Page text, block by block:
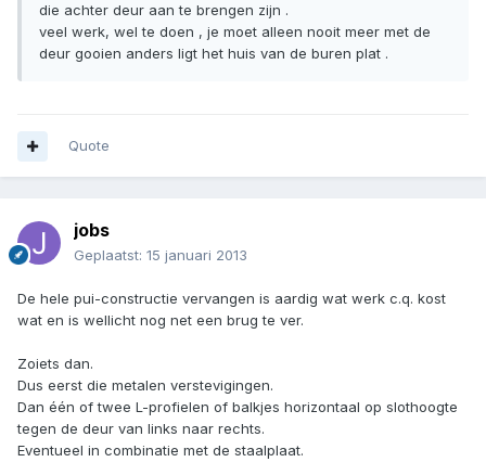
die achter deur aan te brengen zijn .
veel werk, wel te doen , je moet alleen nooit meer met de
deur gooien anders ligt het huis van de buren plat .
Quote
jobs
Geplaatst: 15 januari 2013
De hele pui-constructie vervangen is aardig wat werk c.q. kost
wat en is wellicht nog net een brug te ver.
Zoiets dan.
Dus eerst die metalen verstevigingen.
Dan één of twee L-profielen of balkjes horizontaal op slothoogte
tegen de deur van links naar rechts.
Eventueel in combinatie met de staalplaat.